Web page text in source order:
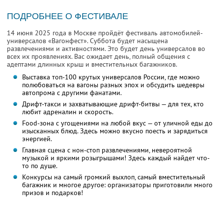
ПОДРОБНЕЕ О ФЕСТИВАЛЕ
14 июня 2025 года в Москве пройдёт фестиваль автомобилей-
универсалов «Вагонфест». Суббота будет насыщена
развлечениями и активностями. Это будет день универсалов во
всех их проявлениях. Вас ожидает день, полный общения с
адептами длинных крыш и вместительных багажников.
Выставка топ-100 крутых универсалов России, где можно
полюбоваться на вагоны разных эпох и обсудить шедевры
автопрома с другими фанатами.
Дрифт-такси и захватывающие дрифт-битвы — для тех, кто
любит адреналин и скорость.
Food-зона с угощениями на любой вкус — от уличной еды до
изысканных блюд. Здесь можно вкусно поесть и зарядиться
энергией.
Главная сцена с нон-стоп развлечениями, невероятной
музыкой и яркими розыгрышами! Здесь каждый найдет что-
то по душе.
Конкурсы на самый громкий выхлоп, самый вместительный
багажник и многое другое: организаторы приготовили много
призов и подарков!